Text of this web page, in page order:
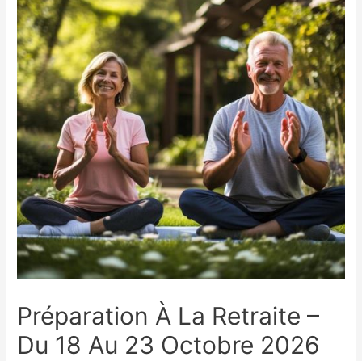
Préparation À La Retraite –
Du 18 Au 23 Octobre 2026